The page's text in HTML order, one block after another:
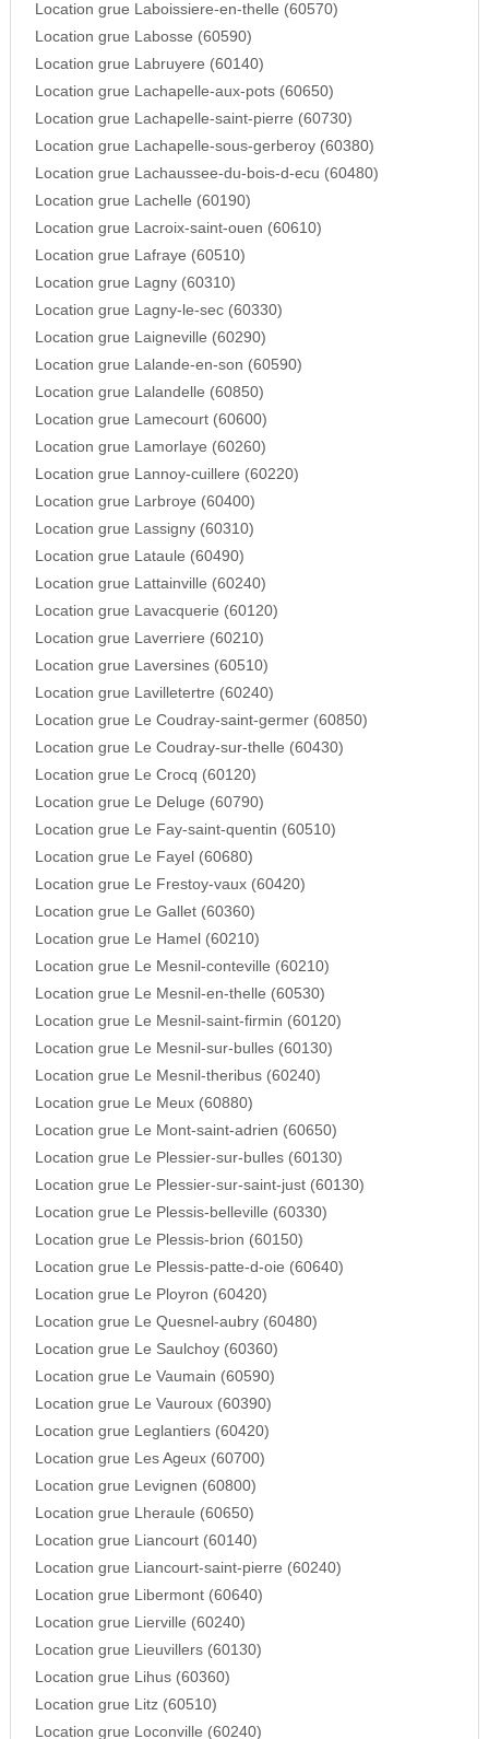
Location grue Laboissiere-en-thelle (60570)
Location grue Labosse (60590)
Location grue Labruyere (60140)
Location grue Lachapelle-aux-pots (60650)
Location grue Lachapelle-saint-pierre (60730)
Location grue Lachapelle-sous-gerberoy (60380)
Location grue Lachaussee-du-bois-d-ecu (60480)
Location grue Lachelle (60190)
Location grue Lacroix-saint-ouen (60610)
Location grue Lafraye (60510)
Location grue Lagny (60310)
Location grue Lagny-le-sec (60330)
Location grue Laigneville (60290)
Location grue Lalande-en-son (60590)
Location grue Lalandelle (60850)
Location grue Lamecourt (60600)
Location grue Lamorlaye (60260)
Location grue Lannoy-cuillere (60220)
Location grue Larbroye (60400)
Location grue Lassigny (60310)
Location grue Lataule (60490)
Location grue Lattainville (60240)
Location grue Lavacquerie (60120)
Location grue Laverriere (60210)
Location grue Laversines (60510)
Location grue Lavilletertre (60240)
Location grue Le Coudray-saint-germer (60850)
Location grue Le Coudray-sur-thelle (60430)
Location grue Le Crocq (60120)
Location grue Le Deluge (60790)
Location grue Le Fay-saint-quentin (60510)
Location grue Le Fayel (60680)
Location grue Le Frestoy-vaux (60420)
Location grue Le Gallet (60360)
Location grue Le Hamel (60210)
Location grue Le Mesnil-conteville (60210)
Location grue Le Mesnil-en-thelle (60530)
Location grue Le Mesnil-saint-firmin (60120)
Location grue Le Mesnil-sur-bulles (60130)
Location grue Le Mesnil-theribus (60240)
Location grue Le Meux (60880)
Location grue Le Mont-saint-adrien (60650)
Location grue Le Plessier-sur-bulles (60130)
Location grue Le Plessier-sur-saint-just (60130)
Location grue Le Plessis-belleville (60330)
Location grue Le Plessis-brion (60150)
Location grue Le Plessis-patte-d-oie (60640)
Location grue Le Ployron (60420)
Location grue Le Quesnel-aubry (60480)
Location grue Le Saulchoy (60360)
Location grue Le Vaumain (60590)
Location grue Le Vauroux (60390)
Location grue Leglantiers (60420)
Location grue Les Ageux (60700)
Location grue Levignen (60800)
Location grue Lheraule (60650)
Location grue Liancourt (60140)
Location grue Liancourt-saint-pierre (60240)
Location grue Libermont (60640)
Location grue Lierville (60240)
Location grue Lieuvillers (60130)
Location grue Lihus (60360)
Location grue Litz (60510)
Location grue Loconville (60240)